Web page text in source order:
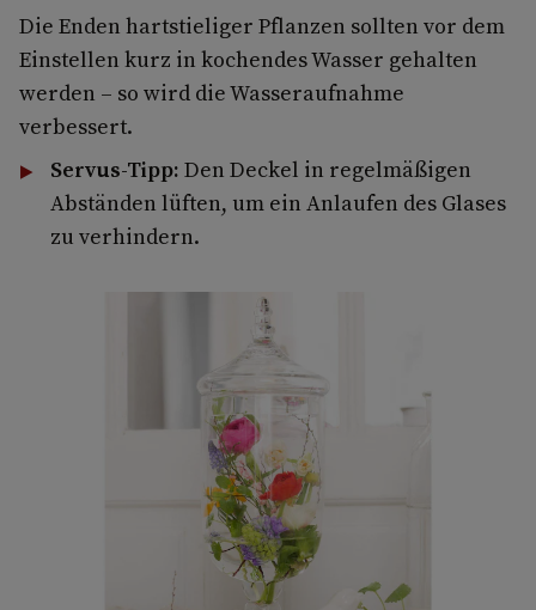
Die Enden hartstieliger Pflanzen sollten vor dem
Einstellen kurz in kochendes Wasser gehalten
werden – so wird die Wasseraufnahme
verbessert.
Servus-Tipp: Den Deckel in regelmäßigen
Abständen lüften, um ein Anlaufen des Glases
zu verhindern.